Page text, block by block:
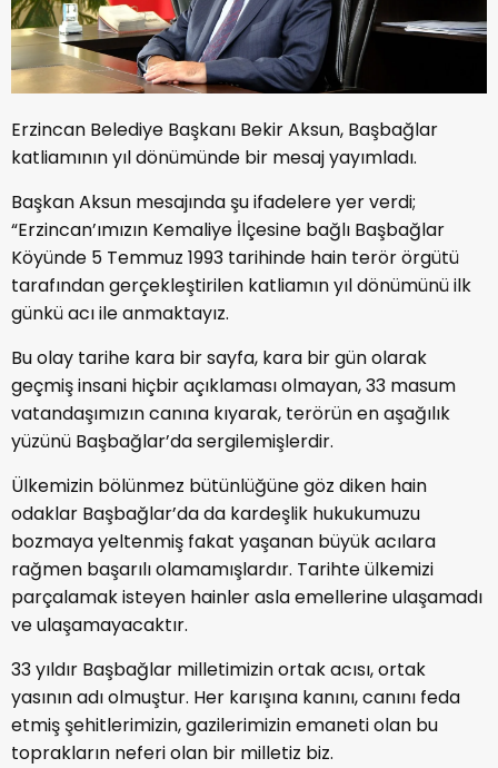
Erzincan Belediye Başkanı Bekir Aksun, Başbağlar
katliamının yıl dönümünde bir mesaj yayımladı.
Başkan Aksun mesajında şu ifadelere yer verdi;
“Erzincan’ımızın Kemaliye İlçesine bağlı Başbağlar
Köyünde 5 Temmuz 1993 tarihinde hain terör örgütü
tarafından gerçekleştirilen katliamın yıl dönümünü ilk
günkü acı ile anmaktayız.
Bu olay tarihe kara bir sayfa, kara bir gün olarak
geçmiş insani hiçbir açıklaması olmayan, 33 masum
vatandaşımızın canına kıyarak, terörün en aşağılık
yüzünü Başbağlar’da sergilemişlerdir.
Ülkemizin bölünmez bütünlüğüne göz diken hain
odaklar Başbağlar’da da kardeşlik hukukumuzu
bozmaya yeltenmiş fakat yaşanan büyük acılara
rağmen başarılı olamamışlardır. Tarihte ülkemizi
parçalamak isteyen hainler asla emellerine ulaşamadı
ve ulaşamayacaktır.
33 yıldır Başbağlar milletimizin ortak acısı, ortak
yasının adı olmuştur. Her karışına kanını, canını feda
etmiş şehitlerimizin, gazilerimizin emaneti olan bu
toprakların neferi olan bir milletiz biz.